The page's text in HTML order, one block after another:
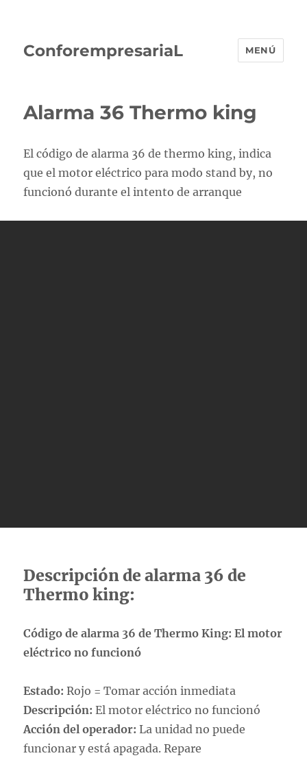
ConforempresariaL MENÚ
Alarma 36 Thermo king
El código de alarma 36 de thermo king, indica
que el motor eléctrico para modo stand by, no
funcionó durante el intento de arranque
Descripción de alarma 36 de
Thermo king:
Código de alarma 36 de Thermo King: El motor
eléctrico no funcionó
Estado: Rojo = Tomar acción inmediata
Descripción: El motor eléctrico no funcionó
Acción del operador: La unidad no puede
funcionar y está apagada. Repare